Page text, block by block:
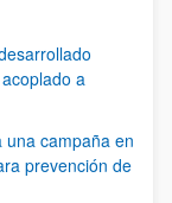
a
una campaña en
prevención de